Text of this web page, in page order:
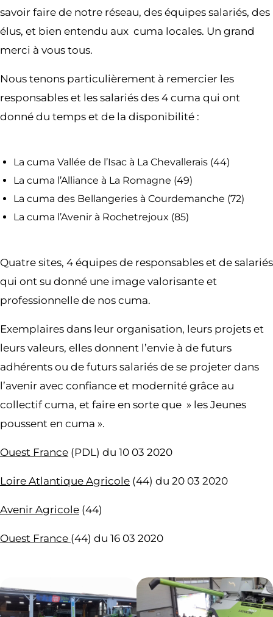
savoir faire de notre réseau, des équipes salariés, des
élus, et bien entendu aux cuma locales. Un grand
merci à vous tous.
Nous tenons particulièrement à remercier les
responsables et les salariés des 4 cuma qui ont
donné du temps et de la disponibilité :
La cuma Vallée de l’Isac à La Chevallerais (44)
La cuma l’Alliance à La Romagne (49)
La cuma des Bellangeries à Courdemanche (72)
La cuma l’Avenir à Rochetrejoux (85)
Quatre sites, 4 équipes de responsables et de salariés
qui ont su donné une image valorisante et
professionnelle de nos cuma.
Exemplaires dans leur organisation, leurs projets et
leurs valeurs, elles donnent l’envie à de futurs
adhérents ou de futurs salariés de se projeter dans
l’avenir avec confiance et modernité grâce au
collectif cuma, et faire en sorte que » les Jeunes
poussent en cuma ».
Ouest France (PDL) du 10 03 2020
Loire Atlantique Agricole (44) du 20 03 2020
Avenir Agricole (44)
Ouest France (44) du 16 03 2020